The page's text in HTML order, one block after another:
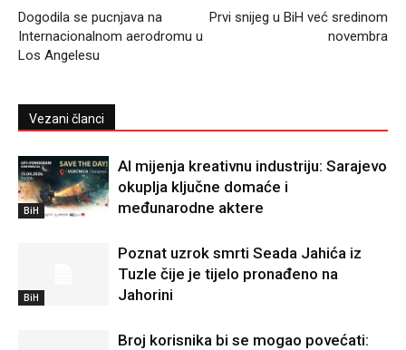
Dogodila se pucnjava na
Internacionalnom aerodromu u
Los Angelesu
Prvi snijeg u BiH već sredinom
novembra
Vezani članci
BiH
AI mijenja kreativnu industriju: Sarajevo
okuplja ključne domaće i
međunarodne aktere
BiH
Poznat uzrok smrti Seada Jahića iz
Tuzle čije je tijelo pronađeno na
Jahorini
Broj korisnika bi se mogao povećati: